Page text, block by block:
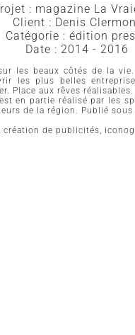
: magazine La
Client : Denis
Catégorie : édition
Date : 2014 - 2016
les beaux côtés de la
les plus belles
Place aux rêves réalisables.
en partie réalisé par les
de la région. Publié sous
de publicités,